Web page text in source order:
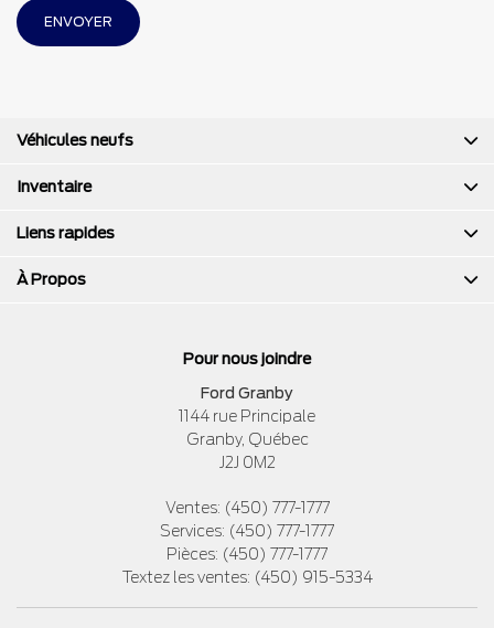
Pour nous joindre
Ford Granby
1144 rue Principale
Granby, Québec
J2J 0M2
Ventes: (450) 777-1777
Services: (450) 777-1777
Pièces: (450) 777-1777
Textez les ventes: (450) 915-5334
Véhicules neufs
Inventaire
Liens rapides
À Propos